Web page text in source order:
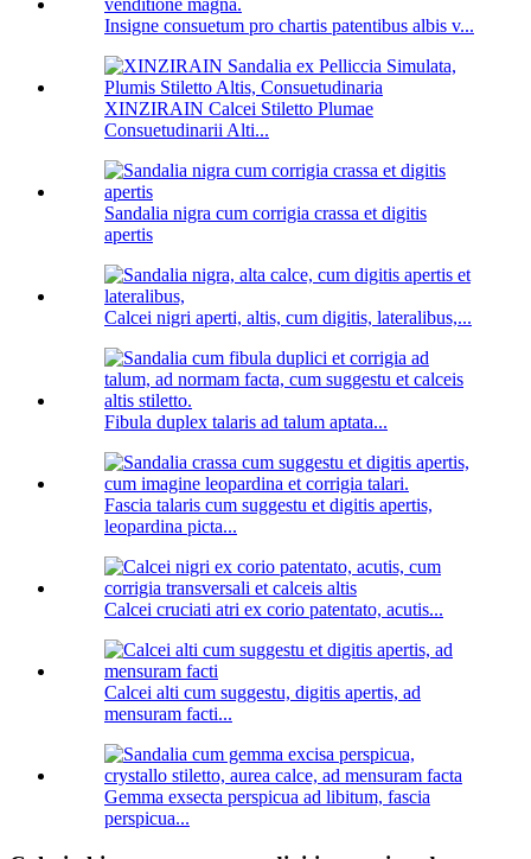
Insigne consuetum pro chartis patentibus albis v...
XINZIRAIN Calcei Stiletto Plumae
Consuetudinarii Alti...
Sandalia nigra cum corrigia crassa et digitis
apertis
Calcei nigri aperti, altis, cum digitis, lateralibus,...
Fibula duplex talaris ad talum aptata...
Fascia talaris cum suggestu et digitis apertis,
leopardina picta...
Calcei cruciati atri ex corio patentato, acutis...
Calcei alti cum suggestu, digitis apertis, ad
mensuram facti...
Gemma exsecta perspicua ad libitum, fascia
perspicua...